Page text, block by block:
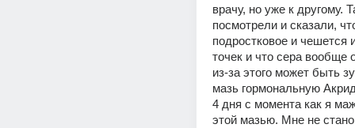
врачу, но уже к другому.
посмотрели и сказали,
подростковое и чешется
точек и что сера вообще
из-за этого может быть
мазь гормональную
4 дня с момента как я
этой мазью. Мне не